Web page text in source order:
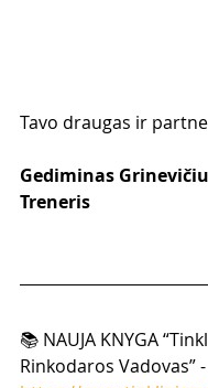
Tavo draugas ir
Gediminas
Treneris
📚 NAUJA KNYGA
Rinkodaros Vadovas” -